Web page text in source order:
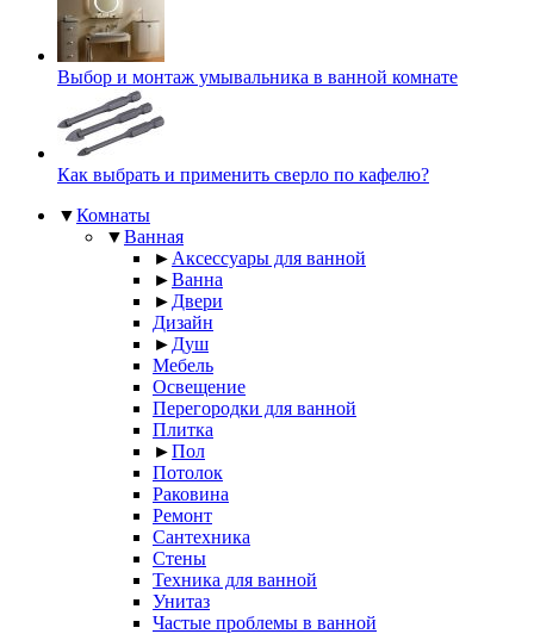
Выбор и монтаж умывальника в ванной комнате
Как выбрать и применить сверло по кафелю?
▼Комнаты
▼Ванная
► Аксессуары для ванной
►Ванна
► Двери
Дизайн
► Душ
Мебель
Освещение
Перегородки для ванной
Плитка
►Пол
Потолок
Раковина
Ремонт
Сантехника
Стены
Техника для ванной
Унитаз
Частые проблемы в ванной